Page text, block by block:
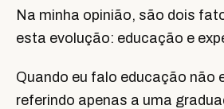
Na minha opinião, são dois
esta evolução: educação e
Quando eu falo educação não
referindo apenas a uma